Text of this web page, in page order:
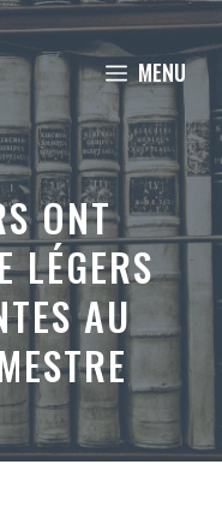
MENU
ONT
LÉGERS
AU